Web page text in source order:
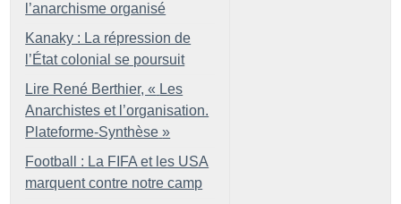
l’anarchisme organisé
Kanaky : La répression de
l’État colonial se poursuit
Lire René Berthier, « Les
Anarchistes et l’organisation.
Plateforme-Synthèse »
Football : La FIFA et les USA
marquent contre notre camp